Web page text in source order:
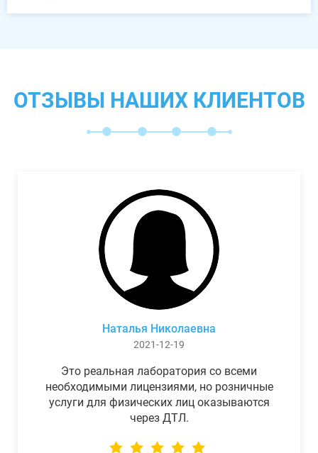
ОТЗЫВЫ НАШИХ КЛИЕНТОВ
Наталья Николаевна
2021-12-19
Это реальная лаборатория со всеми
необходимыми лицензиями, но розничные
услуги для физических лиц оказываются
через ДТЛ.